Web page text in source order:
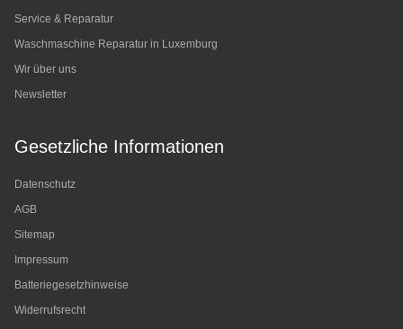
Service & Reparatur
Waschmaschine Reparatur in Luxemburg
Wir über uns
Newsletter
Gesetzliche Informationen
Datenschutz
AGB
Sitemap
Impressum
Batteriegesetzhinweise
Widerrufsrecht